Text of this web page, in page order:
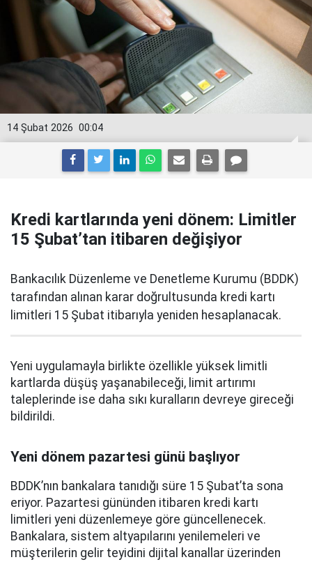
00:04
14 Şubat 2026
Kredi kartlarında yeni dönem: Limitler
15 Şubat’tan itibaren değişiyor
Bankacılık Düzenleme ve Denetleme Kurumu (BDDK)
tarafından alınan karar doğrultusunda kredi kartı
limitleri 15 Şubat itibarıyla yeniden hesaplanacak.
Yeni uygulamayla birlikte özellikle yüksek limitli
kartlarda düşüş yaşanabileceği, limit artırımı
taleplerinde ise daha sıkı kuralların devreye gireceği
bildirildi.
Yeni dönem pazartesi günü başlıyor
BDDK’nın bankalara tanıdığı süre 15 Şubat’ta sona
eriyor. Pazartesi gününden itibaren kredi kartı
limitleri yeni düzenlemeye göre güncellenecek.
Bankalara, sistem altyapılarını yenilemeleri ve
müşterilerin gelir teyidini dijital kanallar üzerinden